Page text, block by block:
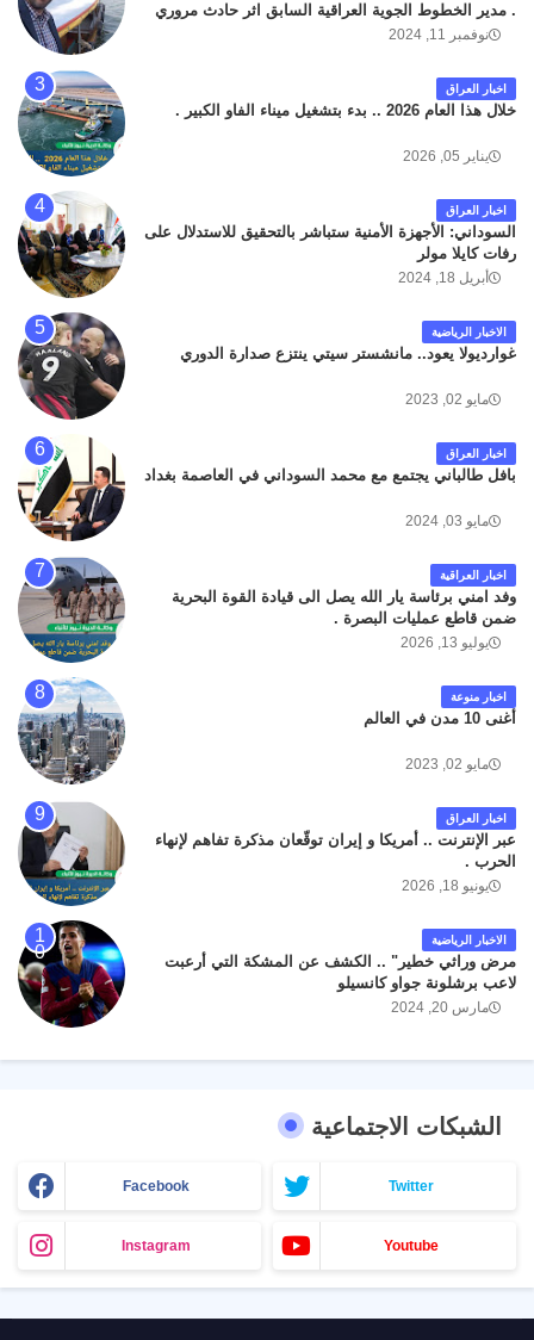
. مدير الخطوط الجوية العراقية السابق اثر حادث مروري
داخل مطار البصرة الدولي اليوم الاثنين على الطريق
كان سبب الحادث يعود لتصادم عجلته مع عجلة نوع كيا بنكو
تابعة لشركة الهلال الماسكة لإعمار مطار البصرة الدولي .
سائلين الله عز وجل ان يتغمد الفقيد بواسع رحمته ، و انا
نوفمبر 11, 2024
اخبار العراق
خلال هذا العام 2026 .. بدء بتشغيل ميناء الفاو الكبير .
يناير 05, 2026
اخبار العراق
السوداني: الأجهزة الأمنية ستباشر بالتحقيق للاستدلال على
رفات كايلا مولر
أبريل 18, 2024
الاخبار الرياضية
غوارديولا يعود.. مانشستر سيتي ينتزع صدارة الدوري
مايو 02, 2023
اخبار العراق
بافل طالباني يجتمع مع محمد السوداني في العاصمة بغداد
مايو 03, 2024
اخبار العراقية
وفد امني برئاسة يار الله يصل الى قيادة القوة البحرية
ضمن قاطع عمليات البصرة .
يوليو 13, 2026
اخبار منوعة
أغنى 10 مدن في العالم
مايو 02, 2023
اخبار العراق
عبر الإنترنت .. أمريكا و إيران توقّعان مذكرة تفاهم لإنهاء
الحرب .
يونيو 18, 2026
الاخبار الرياضية
مرض وراثي خطير" .. الكشف عن المشكة التي أرعبت
لاعب برشلونة جواو كانسيلو
مارس 20, 2024
الشبكات الاجتماعية
Facebook Twitter
Instagram Youtube